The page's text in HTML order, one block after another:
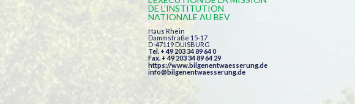
DE L’INSTITUTION
NATIONALE AU BEV
Haus Rhein
Dammstraße 15-17
D-47119 DUISBURG
Tel. + 49 203 34 89 64 0
Fax. + 49 203 34 89 64 29
https://www.bilgenentwaesserung.de
info@bilgenentwaesserung.de